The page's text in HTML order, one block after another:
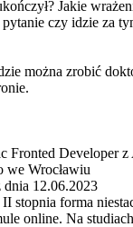
Jakie
czy idzie za
można zrobić
Fronted Developer z
Wrocławiu
12.06.2023
stopnia forma
online. Na